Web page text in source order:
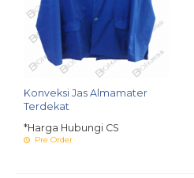
Konveksi Jas Almamater
Terdekat
*Harga Hubungi CS
Pre Order